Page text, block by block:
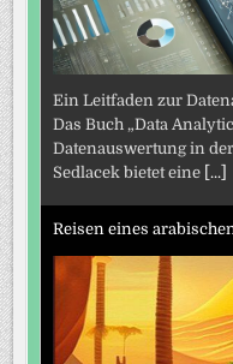
Ein Leitfaden zur
Das Buch „Data
Datenauswertung in
Sedlacek bietet eine [...]
Reisen eines